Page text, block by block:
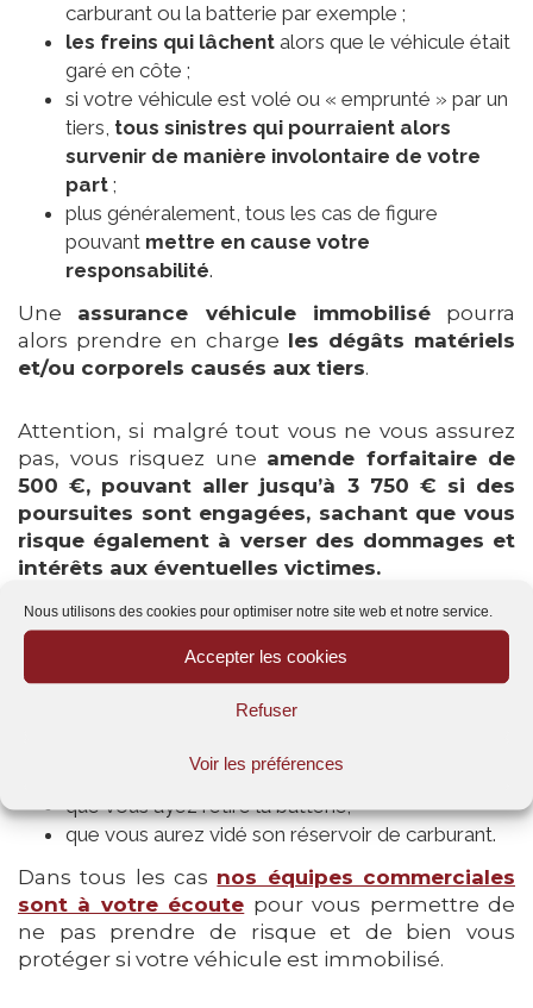
Nous utilisons des cookies pour optimiser notre site web et notre service.
Accepter les cookies
Refuser
Voir les préférences
carburant ou la batterie par exemple ;
les freins qui lâchent alors que le véhicule était
garé en côte ;
si votre véhicule est volé ou « emprunté » par un
tiers, tous sinistres qui pourraient alors
survenir de manière involontaire de votre
part ;
plus généralement, tous les cas de figure
pouvant mettre en cause votre
responsabilité.
Une assurance véhicule immobilisépourra
alors prendre en charge les dégâts matériels
et/ou corporels causés aux tiers.
Attention, si malgré tout vous ne vous assurez
pas, vous risquez une amende forfaitaire de
500 €, pouvant aller jusqu’à 3 750 € si des
poursuites sont engagées, sachant que vous
risque également à verser des dommages et
intérêts aux éventuelles victimes.
Seuls trois conditions cumulatives peuvent
vous permettre de ne pas assurer une voiture
qui ne roule pas, et si celle-ci ne constitue pas
un danger pour autrui :
que le véhicule soit placé sur cale;
que vous ayez retiré la batterie;
que vous aurez vidé son réservoir de carburant.
Dans tous les cas nos équipes commerciales
sont à votre écoute pour vous permettre de
ne pas prendre de risque et de bien vous
protéger si votre véhicule est immobilisé.